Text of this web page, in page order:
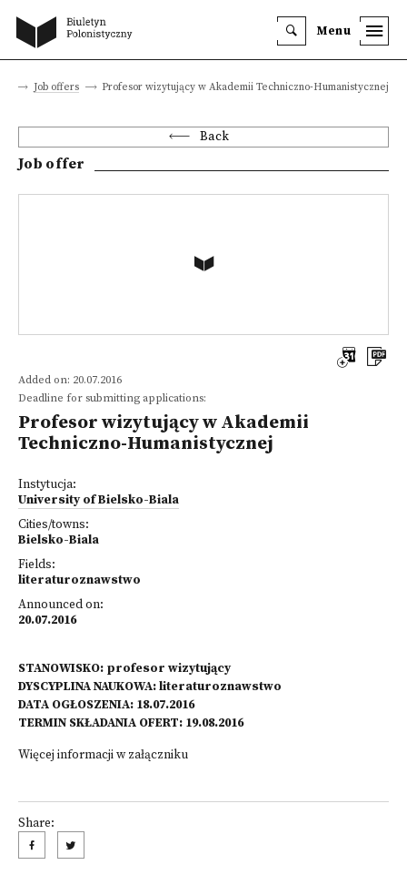
Menu
Job offers Profesor wizytujący w Akademii Techniczno-Humanistycznej
Back
Job offer
Added on: 20.07.2016
Deadline for submitting applications:
Profesor wizytujący w Akademii
Techniczno-Humanistycznej
Instytucja:
University of Bielsko-Biala
Cities/towns:
Bielsko-Biala
Fields:
literaturoznawstwo
Announced on:
20.07.2016
STANOWISKO: profesor wizytujący
DYSCYPLINA NAUKOWA: literaturoznawstwo
DATA OGŁOSZENIA: 18.07.2016
TERMIN SKŁADANIA OFERT: 19.08.2016
Więcej informacji w załączniku
Share: